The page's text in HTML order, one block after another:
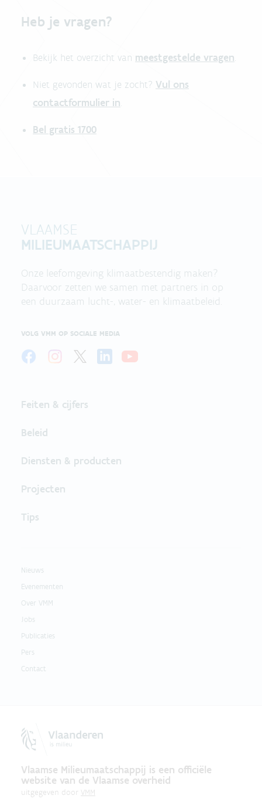
Heb je vragen?
Bekijk het overzicht van meestgestelde vragen.
Niet gevonden wat je zocht? Vul ons
contactformulier in.
Bel gratis 1700
VLAAMSE
MILIEUMAATSCHAPPIJ
Onze leefomgeving klimaatbestendig maken?
Daarvoor zetten we samen met partners in op
een duurzaam lucht-, water- en klimaatbeleid.
VOLG VMM OP SOCIALE MEDIA
Feiten & cijfers
Beleid
Diensten & producten
Projecten
Tips
Nieuws
Evenementen
Over VMM
Jobs
Publicaties
Pers
Contact
Vlaamse Milieumaatschappij is een officiële
website van de Vlaamse overheid
uitgegeven door VMM